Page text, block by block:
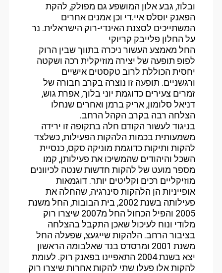
ובלוז, גבע אלון המושפע גם מפולק, להקת
הפאנק יוסלס איי.די וכן אמנים אחרים
המשתייכים לסצנת האינדי-רוק הישראלית. נר
על החלון פלייבק קריוקי
החל מאמצע העשור ניכרה בתווך שבין הרוק
לפופ תופעה של יצירה מוזיקלית רכה ושקטה
יחסית הכוללת לרוב טקסטים אישיים
ורגשניים. תופעה זו נוצרה בקרב חבורה של
זמרים צעירים כדוגמת יוני בלוך, אפרת גוש,
דניאל סלומון, אריק ברמן ואחרים שנחלו
הצלחה רבה בקרב הקהל הרחב.
בניגוד לעשור הקודם חלה בתקופה זו ירידה
משמעותית בכמות הלהקות הפעילות, כשלצד
להקות ותיקות כדוגמת מוניקה סקס, כנסיית
השכל והיהודים שהמשיכו את פעילותן, קמו
מספר מועט של להקות חדשות שנטה לכיוונים
מוזיקליים רכים וקליטים יותר. דוגמאות
אופייניות הן הלהקות סינרגיה, שהחלה את
פעילותה בשנת 2002, בית הבובות, החל משנת
2005 והפיל הכחול החל מ2007 שיצרו רוק
מלודי ונוח לעיכול שאכן התקבל בהצלחה
בציבור הרחב. הלהקות שייגעצ, שפעלה החל
משנת 2001 ומרסדס בנד שאלבומה הראשון
יצא בשנת 2004 התאפיינו בפאנק רוק. לעומת
להקות אלו פעלו שתי להקות אחרות שיצרו רוק